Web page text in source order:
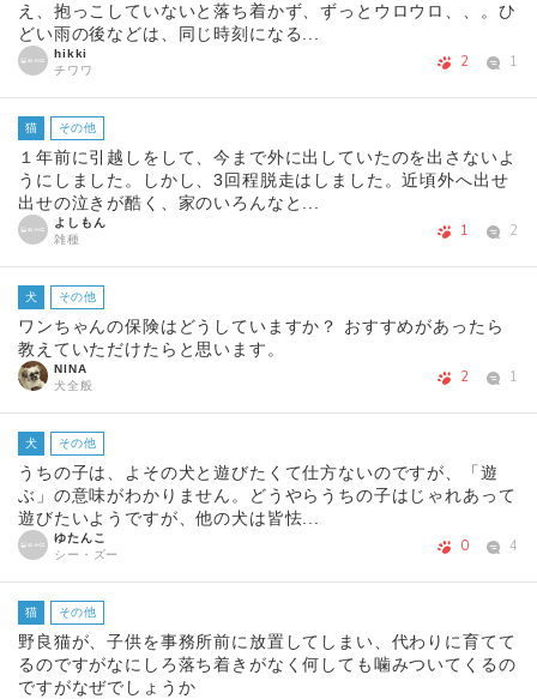
え、抱っこしていないと落ち着かず、ずっとウロウロ、、。ひ
どい雨の後などは、同じ時刻になる...
hikki
チワワ
2 1
猫 その他
１年前に引越しをして、今まで外に出していたのを出さないよ
うにしました。しかし、3回程脱走はしました。近頃外へ出せ
出せの泣きが酷く、家のいろんなと...
よしもん
雑種
1 2
犬 その他
ワンちゃんの保険はどうしていますか？ おすすめがあったら
教えていただけたらと思います。
NINA
犬全般
2 1
犬 その他
うちの子は、よその犬と遊びたくて仕方ないのですが、「遊
ぶ」の意味がわかりません。どうやらうちの子はじゃれあって
遊びたいようですが、他の犬は皆怯...
ゆたんこ
シー・ズー
0 4
猫 その他
野良猫が、子供を事務所前に放置してしまい、代わりに育てて
るのですがなにしろ落ち着きがなく何しても噛みついてくるの
ですがなぜでしょうか